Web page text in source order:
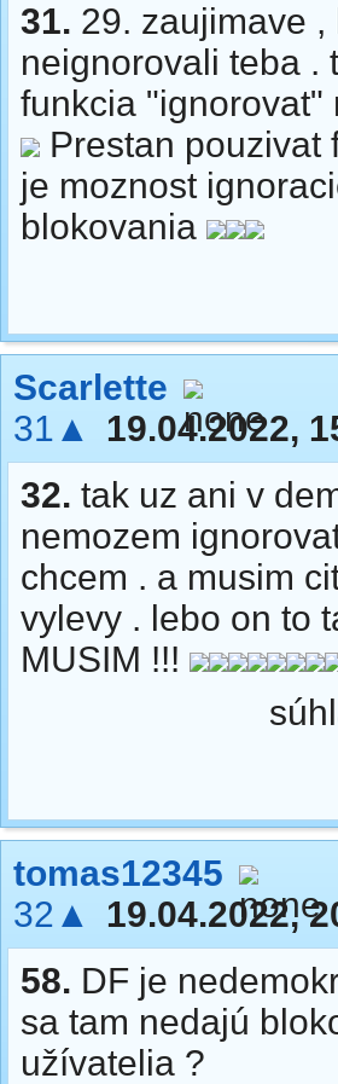
31. 29. zaujimave ,
neignorovali teba .
funkcia "ignorovat"
Prestan pouzivat
je moznost
blokovania
Scarlette
31▲
19.04.2022,
32. tak uz ani v
nemozem
chcem . a musim
vylevy . lebo on to
MUSIM !!!
tomas12345
32▲
19.04.2022,
58. DF je
sa tam nedajú
užívatelia ?